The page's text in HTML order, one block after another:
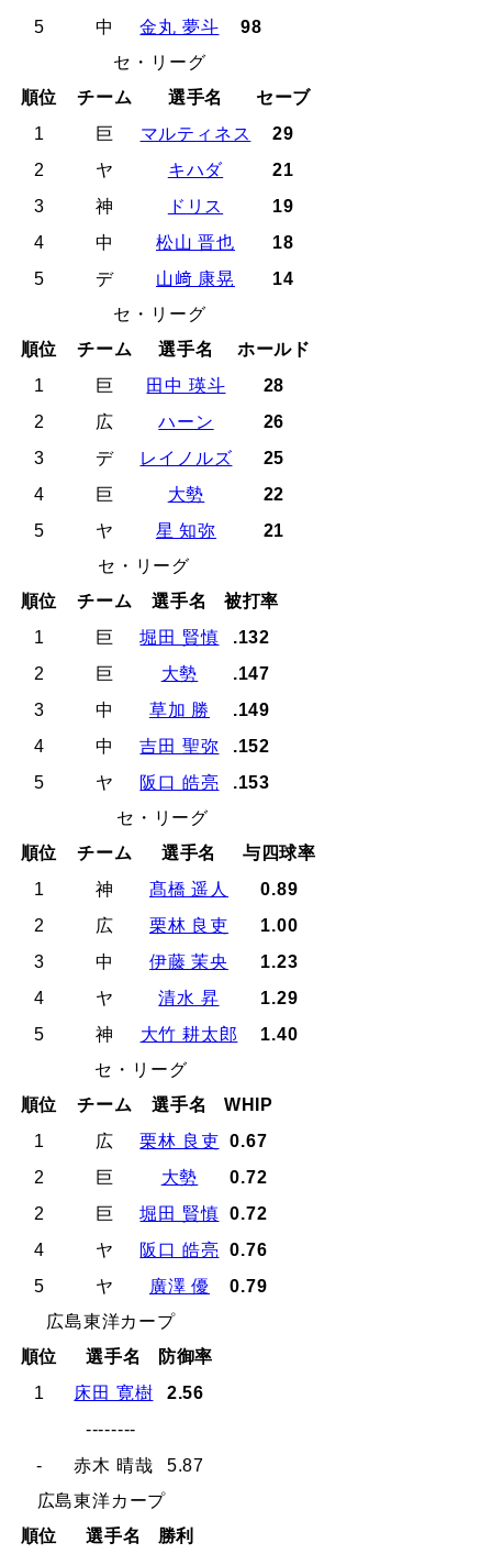
5
中 金丸 夢斗
98
セ・リーグ
順位
チーム 選手名
セーブ
1
巨 マルティネス
29
2
ヤ キハダ
21
3
神 ドリス
19
4
中 松山 晋也
18
5
デ 山﨑 康晃
14
セ・リーグ
順位
チーム 選手名
ホールド
1
巨 田中 瑛斗
28
2
広 ハーン
26
3
デ レイノルズ
25
4
巨 大勢
22
5
ヤ 星 知弥
21
セ・リーグ
順位
チーム 選手名
被打率
1
巨 堀田 賢慎
.132
2
巨 大勢
.147
3
中 草加 勝
.149
4
中 吉田 聖弥
.152
5
ヤ 阪口 皓亮
.153
セ・リーグ
順位
チーム 選手名
与四球率
1
神 髙橋 遥人
0.89
2
広 栗林 良吏
1.00
3
中 伊藤 茉央
1.23
4
ヤ 清水 昇
1.29
5
神 大竹 耕太郎
1.40
セ・リーグ
順位
チーム 選手名
WHIP
1
広 栗林 良吏
0.67
2
巨 大勢
0.72
2
巨 堀田 賢慎
0.72
4
ヤ 阪口 皓亮
0.76
5
ヤ 廣澤 優
0.79
広島東洋カープ
順位
選手名
防御率
1
床田 寛樹
2.56
--------
-
赤木 晴哉
5.87
広島東洋カープ
順位
選手名
勝利